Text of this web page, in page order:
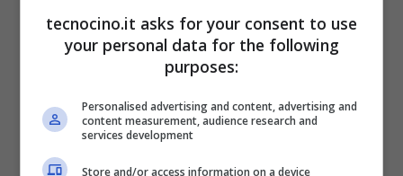
tecnocino.it asks for your consent to use
your personal data for the following
purposes:
Personalised advertising and content, advertising and
content measurement, audience research and
services development
Store and/or access information on a device